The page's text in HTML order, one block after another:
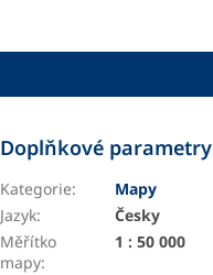
Doplňkové parametry
Kategorie:
Mapy
Jazyk:
Česky
Měřítko
mapy:
1 : 50 000